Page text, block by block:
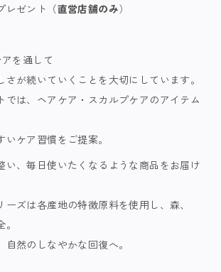
レゼント（直営店舗のみ）
を通して
さが続いていくことを大切にしています。
では、ヘアケア・スカルプケアのアイテム
ケア習慣をご提案。
い、毎日使いたくなるような商品をお届け
ズは各産地の特徴原料を使用し、森、
然のしなやかな回復へ。